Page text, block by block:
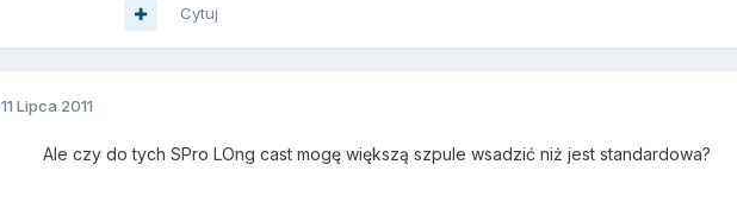
Cytuj
11 Lipca 2011
Ale czy do tych SPro LOng cast mogę większą szpule wsadzić niż jest standardowa?